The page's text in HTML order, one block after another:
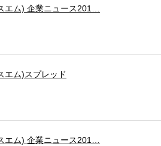
エム) 企業ニュース201…
エム)スプレッド
エム) 企業ニュース201…